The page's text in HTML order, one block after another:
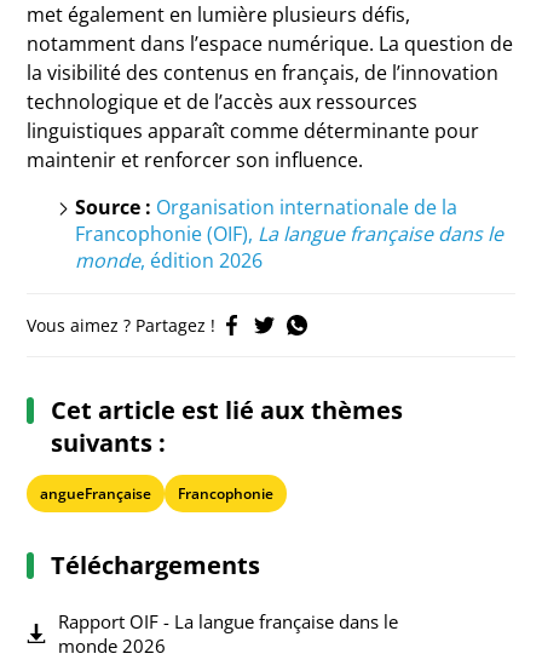
met également en lumière plusieurs défis,
notamment dans l’espace numérique. La question de
la visibilité des contenus en français, de l’innovation
technologique et de l’accès aux ressources
linguistiques apparaît comme déterminante pour
maintenir et renforcer son influence.
Source : Organisation internationale de la
Francophonie (OIF), La langue française dans le
monde, édition 2026
Vous aimez ? Partagez !
Cet article est lié aux thèmes
suivants :
angueFrançaise Francophonie
Téléchargements
Rapport OIF - La langue française dans le
monde 2026